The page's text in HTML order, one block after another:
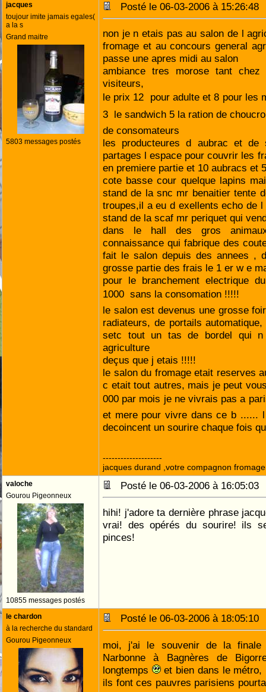
jacques
toujour imite jamais egales(
a la s
Grand maitre
5803 messages postés
Posté le 06-03-2006 à
non je n etais pas au salon de l
fromage et au concours general
passe une apres midi au salon
ambiance tres morose tant
visiteurs,
le prix 12  pour adulte et 8 pour les
3  le sandwich 5 la ration de
de consomateurs
les producteures d aubrac et
partages l espace pour couvrir les
en premiere partie et 10 aubracs et
cote basse cour quelque lapins
stand de la snc mr benaitier tente
troupes,il a eu d exellents echo de
stand de la scaf mr periquet qui
dans le hall des gros
connaissance qui fabrique des
fait le salon depuis des annees ,
grosse partie des frais le 1 er w e
pour le branchement electrique
1000  sans la consomation !!!!!
le salon est devenus une grosse
radiateurs, de portails
setc tout un tas de bordel qui
agriculture
deçus que j etais !!!!!
le salon du fromage etait reserves
c etait tout autres, mais je peut
000 par mois je ne vivrais pas a
et mere pour vivre dans ce b ......
decoincent un sourire chaque fois
--------------------
jacques durand ,votre compagnon
valoche
Gourou Pigeonneux
10855 messages postés
Posté le 06-03-2006 à
hihi! j'adore ta dernière phrase
vrai! des opérés du sourire! ils
pinces!
le chardon
à la recherche du standard
Gourou Pigeonneux
Posté le 06-03-2006 à
moi, j'ai le souvenir de la finale
Narbonne à Bagnères de
longtemps
et bien dans le métro,
ils font ces pauvres parisiens